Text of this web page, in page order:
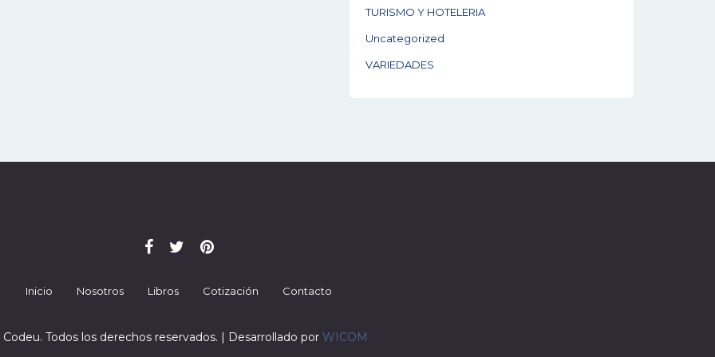
TURISMO Y HOTELERIA
Uncategorized
VARIEDADES
Inicio Nosotros Libros Cotización Contacto
Todos los derechos reservados. | Desarrollado por WICOM